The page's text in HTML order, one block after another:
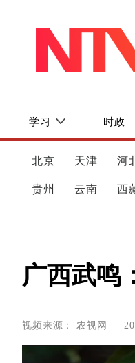
学习 时政
北京 天津 河
贵州 云南 西
广西武鸣
视频来源：农视网